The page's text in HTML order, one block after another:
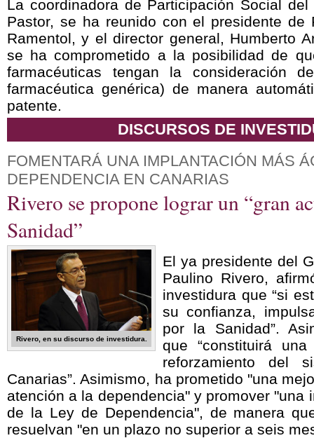
La coordinadora de Participación Social
Pastor, se ha reunido con el presidente de
Ramentol, y el director general, Humberto
se ha comprometido a la posibilidad de
farmacéuticas tengan la consideración
farmacéutica genérica) de manera
patente.
DISCURSOS DE
FOMENTARÁ UNA IMPLANTACIÓN MÁS
DEPENDENCIA EN CANARIAS
Rivero se propone lograr un “gran
Sanidad”
Rivero, en su discurso de investidura.
El ya presidente del
Paulino Rivero,
investidura que “si
su confianza,
por la Sanidad”.
que “constituirá
reforzamiento del
Canarias”. Asimismo, ha prometido "una
atención a la dependencia" y promover "una
de la Ley de Dependencia", de manera
resuelvan "en un plazo no superior a seis